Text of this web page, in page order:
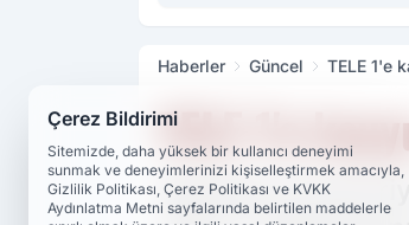
Haberler Güncel TELE 1'e
TELE 1'e
İstanbul
Çerez Bildirimi
Sitemizde, daha yüksek bir kullanıcı deneyimi
sunmak ve deneyimlerinizi kişiselleştirmek amacıyla,
Gizlilik Politikası, Çerez Politikası ve KVKK
Aydınlatma Metni sayfalarında belirtilen maddelerle